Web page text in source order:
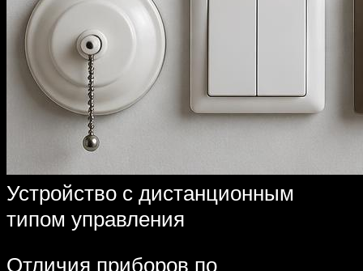
Устройство с дистанционным
типом управления
Отличия приборов по